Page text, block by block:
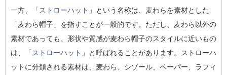
一方、「 ストローハット 」という名称は、麦わらを素材とした
「麦わら帽子」を指すことが一般的です。ただし、麦わら以外の
素材であっても、形状や質感が麦わら帽子のスタイルに近いもの
は、「 ストローハット 」と呼ばれることがあります。ストローハ
ットに分類される素材は、麦わら、シゾール、ペーパー、ラフィ